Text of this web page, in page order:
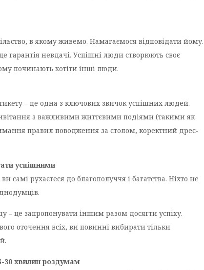
в якому живемо. Намагаємося відповідати йому.
гарантія невдачі. Успішні люди створюють своє
починають хотіти інші люди.
– це одна з ключових звичок успішних людей.
з важливими життєвими подіями (такими як
правил поводження за столом, коректний дрес-
успішними
самі рухаєтеся до благополуччя і багатства. Ніхто не
– це запропонувати іншим разом досягти успіху.
оточення всіх, ви повинні вибирати тільки
30 хвилин роздумам